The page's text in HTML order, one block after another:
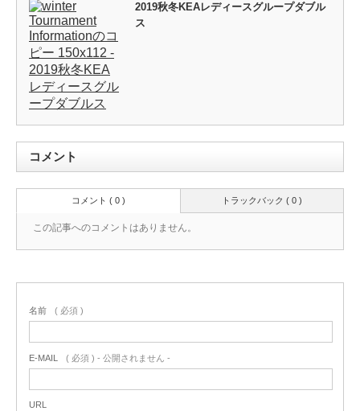
2019秋冬KEAレディースグループダブル
ス
コメント
トラックバック ( 0 )
コメント ( 0 )
この記事へのコメントはありません。
名前 ( 必須 )
E-MAIL ( 必須 ) - 公開されません -
URL